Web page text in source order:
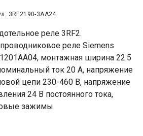
3RF2190-3AA24
реле 3RF2.
реле Siemens
монтажная ширина 22.5
ток 20 А, напряжение
цепи 230-460 В, напряжение
24 В постоянного тока,
зажимы